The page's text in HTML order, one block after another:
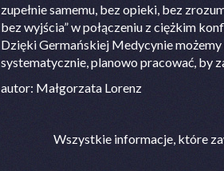
zupełnie samemu, bez opieki, bez
bez wyjścia” w połączeniu z ciężkim
Dzięki Germańskiej Medycynie
systematycznie, planowo pracować, by
autor: Małgorzata Lorenz
Wszystkie informacje, które